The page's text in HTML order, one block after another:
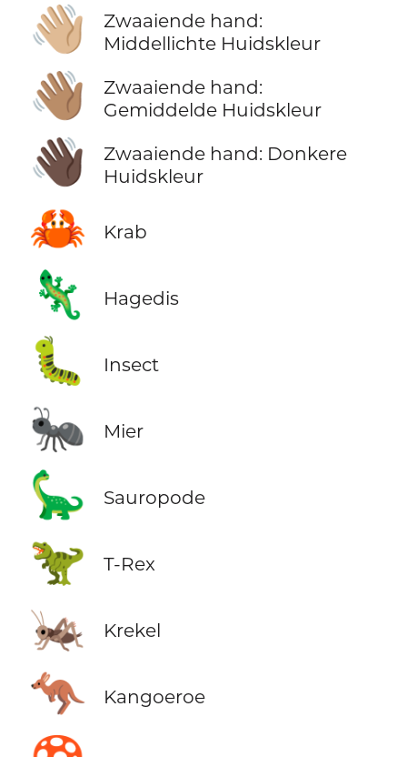
👋🏼
Zwaaiende hand:
Middellichte Huidskleur
👋🏽
Zwaaiende hand:
Gemiddelde Huidskleur
👋🏿
Zwaaiende hand: Donkere
Huidskleur
🦀 Krab
🦎 Hagedis
🐛 Insect
🐜 Mier
🦕 Sauropode
🦖 T-Rex
🦗 Krekel
🦘 Kangoeroe